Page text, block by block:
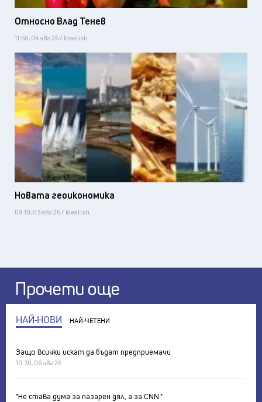
Относно Влад Тенев
11:50, 04 авг 26 / Idealisti
Новата геоикономика
09:10, 03 авг 26 / Idealisti
Прочети още
НАЙ-НОВИ НАЙ-ЧЕТЕНИ
Защо всички искат да бъдат предприемачи
10:30, 06 авг 26
"Не става дума за пазарен дял, а за CNN."